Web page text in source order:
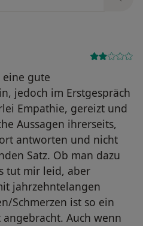
eine gute
jedoch im Erstgespräch
Empathie, gereizt und
Aussagen ihrerseits,
antworten und nicht
Satz. Ob man dazu
tut mir leid, aber
jahrzehntelangen
Schmerzen ist so ein
Auch wenn